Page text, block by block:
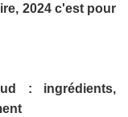
2024 c'est pour
: ingrédients,